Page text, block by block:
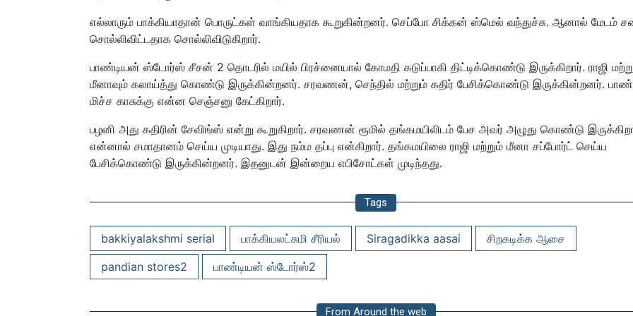
எல்லாரும் பாக்கியாதான் பொருட்கள் வாங்கியதாக கூறுகின்றனர். செப்போ சிக்கன் ஸ்மெல் வந்துச்சு. ஆனால் மேடம்
சொல்லிவிட்டதாக சொல்லிவிடுகிறார்.
பாண்டியன் ஸ்டோர்ஸ் சீசன் 2 தொடரில் மயில் பிரச்னையால் கோமதி கடுப்பாகி திட்டிக்கொண்டு இருக்கிறார். ராஜி
மீனாவும் கலாய்த்து கொண்டு இருக்கின்றனர். சரவணன், செந்தில் மற்றும் கதிர் பேசிக்கொண்டு இருக்கின்றனர்.
மிச்ச காசுக்கு என்ன செஞ்சனு கேட்கிறார்.
பழனி அது கதிரின் சேவிங்ஸ் என்று கூறுகிறார். சரவணன் ரூமில் தங்கமயிலிடம் பேச அவர் அழுது கொண்டு
என்னால் சமாதானம் செய்ய முடியாது. இது நம்ம தப்பு என்கிறார். தங்கமயிலை ராஜி மற்றும் மீனா சப்போர்ட் செய்ய
பேசிக்கொண்டு இருக்கின்றனர். இதனுடன் இன்றைய எபிசோட்கள் முடிந்தது.
Tags
bakkiyalakshmi serial பாக்கியலட்சுமி சீரியல் Siragadikka aasai
சிறகடிக்க ஆசை
pandian stores2
பாண்டியன் ஸ்டோர்ஸ்2
From Around the web